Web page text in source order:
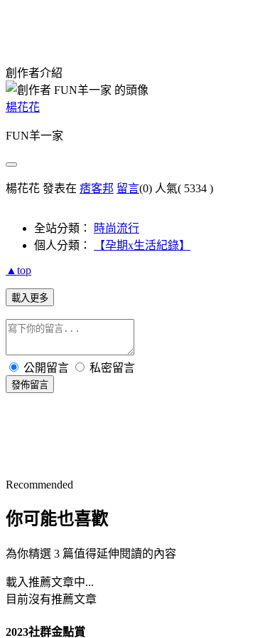
創作者介紹
楊花花
FUN羊一家
楊花花 發表在 痞客邦 留言(0) 人氣( 5334 )
全站分類：
時尚流行
個人分類：
【孕期x生活紀錄】
▲top
載入更多
公開留言 私密留言
發佈留言
Recommended
你可能也喜歡
為你精選 3 篇值得延伸閱讀的內容
載入推薦文章中...
目前沒有推薦文章
2023社群金點賞